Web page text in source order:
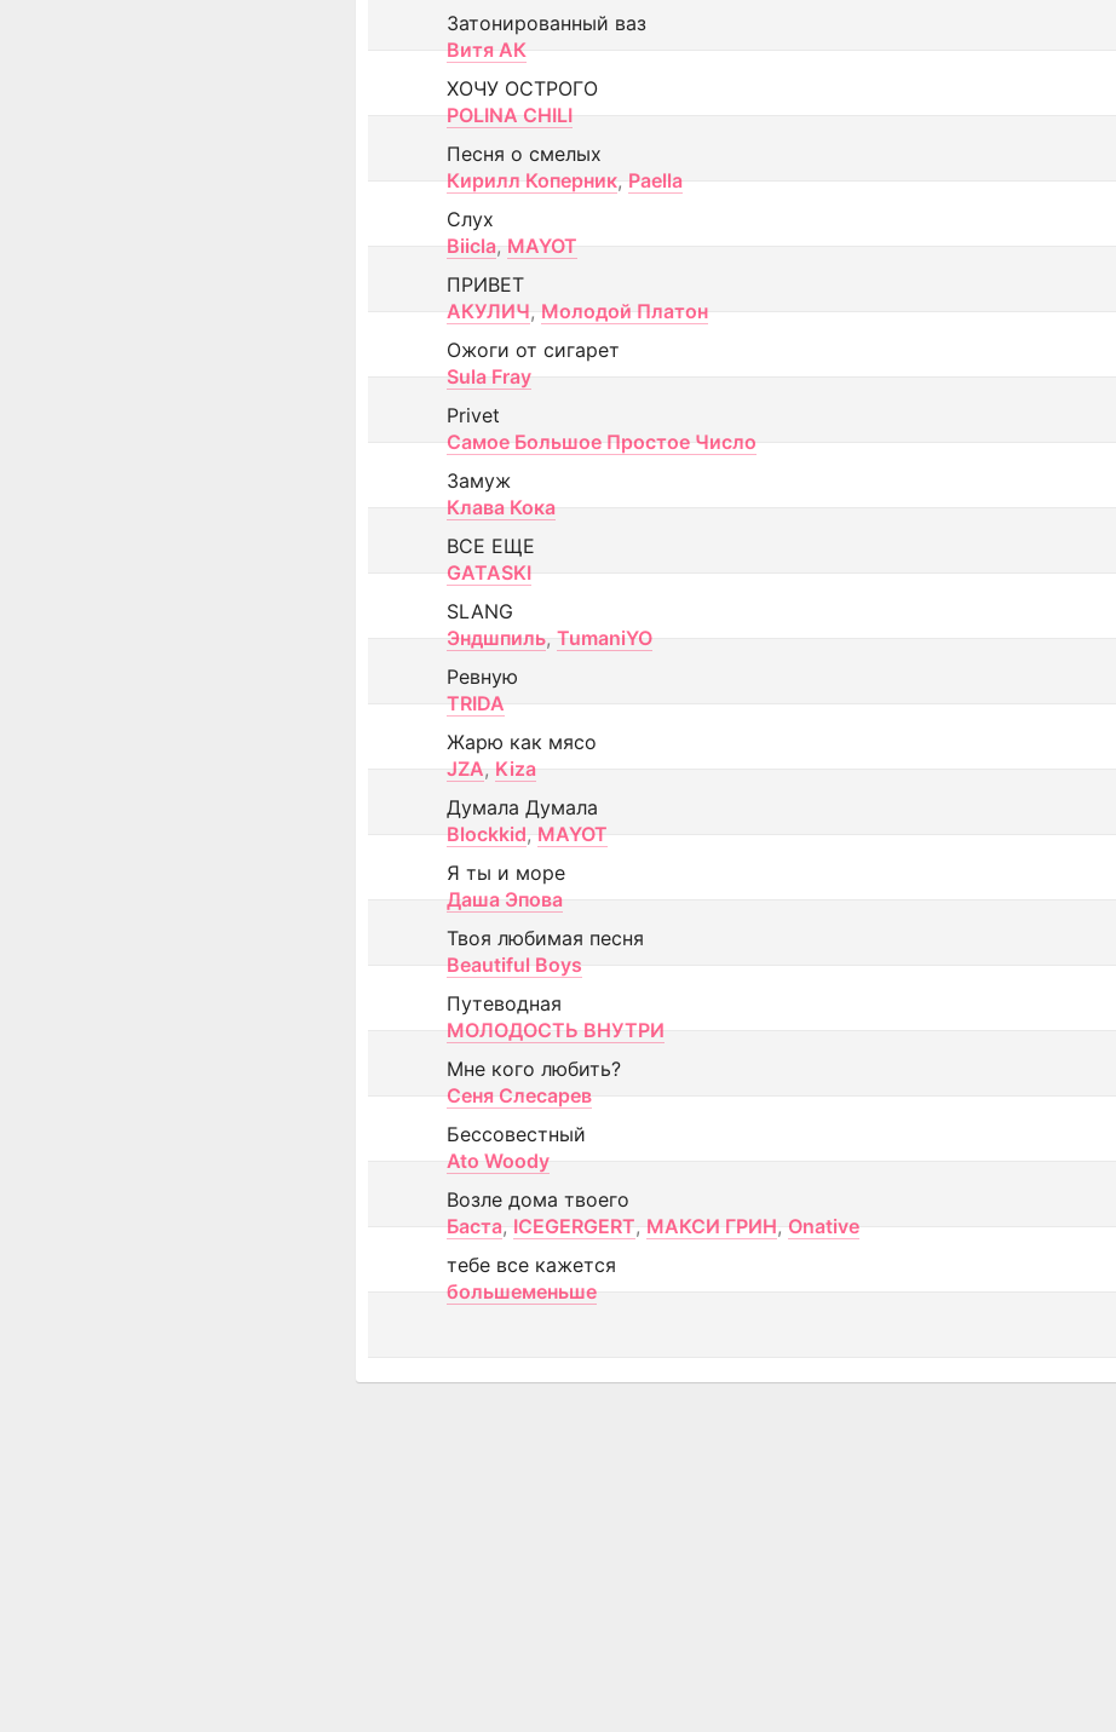
Затонированный ваз
Витя АК
ХОЧУ ОСТРОГО
POLINA CHILI
Песня о смелых
Кирилл Коперник, Paella
Слух
Biicla, MAYOT
ПРИВЕТ
АКУЛИЧ, Молодой Платон
Ожоги от сигарет
Sula Fray
Privet
Самое Большое Простое Число
Замуж
Клава Кока
ВСЕ ЕЩЕ
GATASKI
SLANG
Эндшпиль, TumaniYO
Ревную
TRIDA
Жарю как мясо
JZA, Kiza
Думала Думала
Blockkid, MAYOT
Я ты и море
Даша Эпова
Твоя любимая песня
Beautiful Boys
Путеводная
МОЛОДОСТЬ ВНУТРИ
Мне кого любить?
Сеня Слесарев
Бессовестный
Ato Woody
Возле дома твоего
Баста, ICEGERGERT, МАКСИ ГРИН, Onative
тебе все кажется
большеменьше